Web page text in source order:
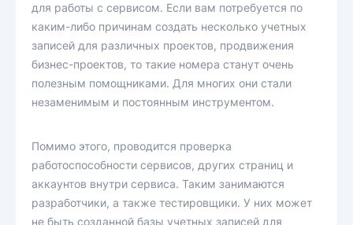
для работы с сервисом. Если вам потребуется по
каким-либо причинам создать несколько учетных
записей для различных проектов, продвижения
бизнес-проектов, то такие номера станут очень
полезным помощниками. Для многих они стали
незаменимым и постоянным инструментом.
Помимо этого, проводится проверка
работоспособности сервисов, других страниц и
аккаунтов внутри сервиса. Таким занимаются
разработчики, а также тестировщики. У них может
не быть созданной базы учетных записей для